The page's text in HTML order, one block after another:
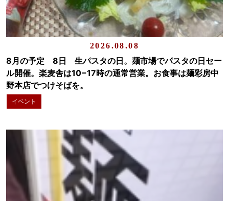
2026.08.08
8月の予定 8日 生パスタの日。麺市場でパスタの日セー
ル開催。楽麦舎は10−17時の通常営業。お食事は麺彩房中
野本店でつけそばを。
イベント